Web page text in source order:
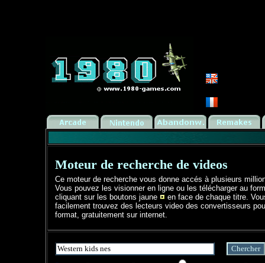
Moteur de recherche de videos
Ce moteur de recherche vous donne accés à plusieurs
Vous pouvez les visionner en ligne ou les télécharger au
cliquant sur les boutons jaune
en face de chaque titre.
facilement trouvez des lecteurs video des convertisseurs
format, gratuitement sur internet.